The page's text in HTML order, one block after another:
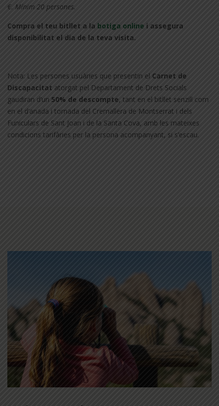
€. Mínim 20 persones.
Compra el teu bitllet a la botiga online i assegura
disponibilitat el dia de la teva visita.
Nota: Les persones usuàries que presentin el Carnet de
Discapacitat atorgat pel Departament de Drets Socials
gaudiran d’un 50% de descompte, tant en el bitllet senzill com
en el d’anada i tornada del Cremallera de Montserrat i dels
Funiculars de Sant Joan i de la Santa Cova, amb les mateixes
condicions tarifàries per la persona acompanyant, si s’escau.